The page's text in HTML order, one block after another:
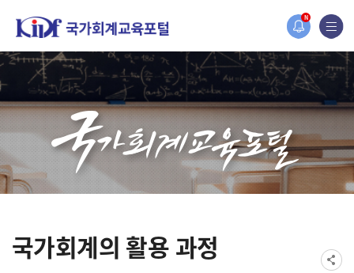
N
홈페이지가 새롭게 개편되었습니다.
한국조세재정연구원홈페이지가 새롭게 개설되었습니다.
국가회계의 활용 과정